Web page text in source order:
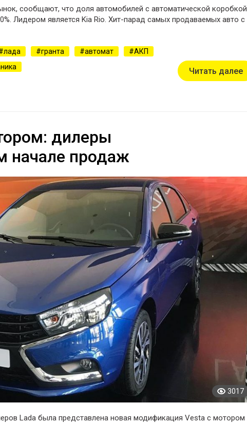
сообщают, что доля автомобилей с автоматической коробкой
Лидером является Kia Rio. Хит-парад самых продаваемых авто с
лада гранта автомат
АКП
Читать далее
дилеры
начале продаж
3017
Lada была представлена новая модификация Vesta с мотором